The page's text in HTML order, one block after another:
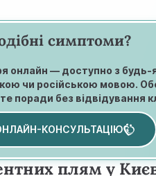
симптоми?
онлайн — доступно з будь-
чи російською мовою.
поради без відвідування
КОНСУЛЬТАЦІЮ
плям у